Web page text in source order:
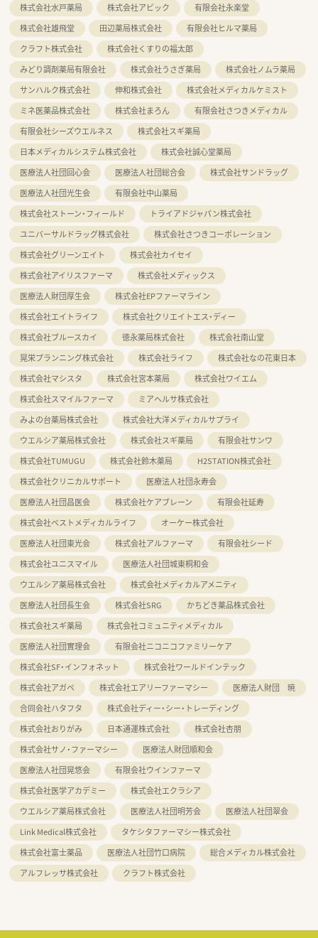
株式会社水戸薬局
株式会社アビック
有限会社永楽堂
株式会社雄飛堂
田辺薬局株式会社
有限会社ヒルマ薬局
クラフト株式会社
株式会社くすりの福太郎
みどり調剤薬局有限会社
株式会社うさぎ薬局
株式会社ノムラ薬局
サンハルク株式会社
伸和株式会社
株式会社メディカルケミスト
ミネ医薬品株式会社
株式会社まろん
有限会社さつきメディカル
有限会社シーズウエルネス
株式会社スギ薬局
日本メディカルシステム株式会社
株式会社誠心堂薬局
医療法人社団回心会
医療法人社団総合会
株式会社サンドラッグ
医療法人社団光生会
有限会社中山薬局
株式会社ストーン・フィールド
トライアドジャパン株式会社
ユニバーサルドラッグ株式会社
株式会社さつきコーポレーション
株式会社グリーンエイト
株式会社カイセイ
株式会社アイリスファーマ
株式会社メディックス
医療法人財団厚生会
株式会社EPファーマライン
株式会社エイトライフ
株式会社クリエイトエス・ディー
株式会社ブルースカイ
徳永薬局株式会社
株式会社南山堂
晃栄プランニング株式会社
株式会社ライフ
株式会社なの花東日本
株式会社マシスタ
株式会社宮本薬局
株式会社ワイエム
株式会社スマイルファーマ
ミアヘルサ株式会社
みよの台薬局株式会社
株式会社大洋メディカルサプライ
ウエルシア薬局株式会社
株式会社スギ薬局
有限会社サンワ
株式会社TUMUGU
株式会社鈴木薬局
H2STATION株式会社
株式会社クリニカルサポート
医療法人社団永寿会
医療法人社団昌医会
株式会社ケアブレーン
有限会社延寿
株式会社ベストメディカルライフ
オーケー株式会社
医療法人社団東光会
株式会社アルファーマ
有限会社シード
株式会社ユニスマイル
医療法人社団城東桐和会
ウエルシア薬局株式会社
株式会社メディカルアメニティ
医療法人社団長生会
株式会社SRG
かちどき薬品株式会社
株式会社スギ薬局
株式会社コミュニティメディカル
医療法人社団實理会
有限会社ニコニコファミリーケア
株式会社SF・インフォネット
株式会社ワールドインテック
株式会社アガペ
株式会社エアリーファーマシー
医療法人財団 暁
合同会社ハタフタ
株式会社ディー・シー・トレーディング
株式会社おりがみ
日本通運株式会社
株式会社杏朋
株式会社サノ・ファーマシー
医療法人財団順和会
医療法人社団晃悠会
有限会社ウインファーマ
株式会社医学アカデミー
株式会社エクラシア
ウエルシア薬局株式会社
医療法人社団明芳会
医療法人社団翠会
Link Medical株式会社
タケシタファーマシー株式会社
株式会社富士薬品
医療法人社団竹口病院
総合メディカル株式会社
アルフレッサ株式会社
クラフト株式会社